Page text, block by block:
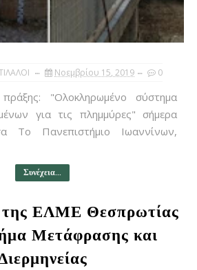
Νοεμβρίου 15, 2019 0
"Ολοκληρωμένο σύστημα
για τις πλημμύρες" σήμερα
Το Πανεπιστήμιο Ιωαννίνων,
Συνέχεια...
της ΕΛΜΕ Θεσπρωτίας
Μετάφρασης και